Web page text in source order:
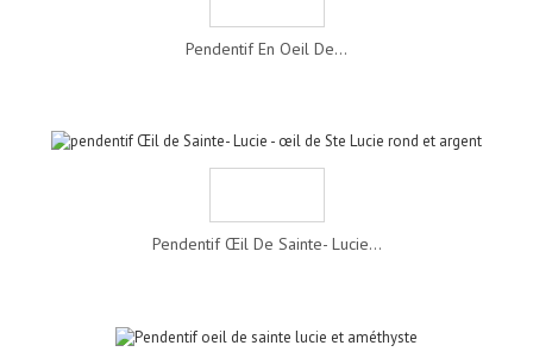
Pendentif En Oeil De...
Pendentif Œil De Sainte- Lucie...